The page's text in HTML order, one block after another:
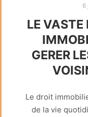
6
LE VASTE
GERER
Le droit
de la vie